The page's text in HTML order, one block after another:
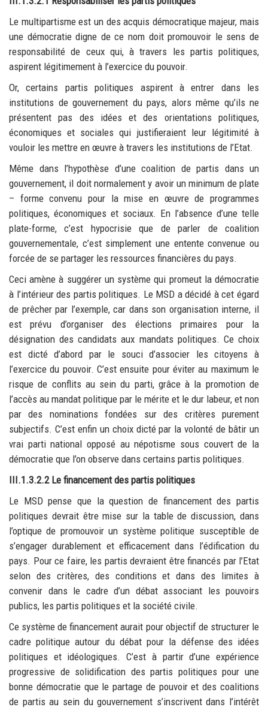
Le multipartisme est un des acquis démocratique majeur, mais
une démocratie digne de ce nom doit promouvoir le sens de
responsabilité de ceux qui, à travers les partis politiques,
aspirent légitimement à l’exercice du pouvoir.
Or, certains partis politiques aspirent à entrer dans les
institutions de gouvernement du pays, alors même qu’ils ne
présentent pas des idées et des orientations politiques,
économiques et sociales qui justifieraient leur légitimité à
vouloir les mettre en œuvre à travers les institutions de l’Etat.
Même dans l’hypothèse d’une coalition de partis dans un
gouvernement, il doit normalement y avoir un minimum de plate
– forme convenu pour la mise en œuvre de programmes
politiques, économiques et sociaux. En l’absence d’une telle
plate-forme, c’est hypocrisie que de parler de coalition
gouvernementale, c’est simplement une entente convenue ou
forcée de se partager les ressources financières du pays.
Ceci amène à suggérer un système qui promeut la démocratie
à l’intérieur des partis politiques. Le MSD a décidé à cet égard
de prêcher par l’exemple, car dans son organisation interne, il
est prévu d’organiser des élections primaires pour la
désignation des candidats aux mandats politiques. Ce choix
est dicté d’abord par le souci d’associer les citoyens à
l’exercice du pouvoir. C’est ensuite pour éviter au maximum le
risque de conflits au sein du parti, grâce à la promotion de
l’accès au mandat politique par le mérite et le dur labeur, et non
par des nominations fondées sur des critères purement
subjectifs. C’est enfin un choix dicté par la volonté de bâtir un
vrai parti national opposé au népotisme sous couvert de la
démocratie que l’on observe dans certains partis politiques.
III.1.3.2.2 Le financement des partis politiques
Le MSD pense que la question de financement des partis
politiques devrait être mise sur la table de discussion, dans
l’optique de promouvoir un système politique susceptible de
s’engager durablement et efficacement dans l’édification du
pays. Pour ce faire, les partis devraient être financés par l’Etat
selon des critères, des conditions et dans des limites à
convenir dans le cadre d’un débat associant les pouvoirs
publics, les partis politiques et la société civile.
Ce système de financement aurait pour objectif de structurer le
cadre politique autour du débat pour la défense des idées
politiques et idéologiques. C’est à partir d’une expérience
progressive de solidification des partis politiques pour une
bonne démocratie que le partage de pouvoir et des coalitions
de partis au sein du gouvernement s’inscrivent dans l’intérêt